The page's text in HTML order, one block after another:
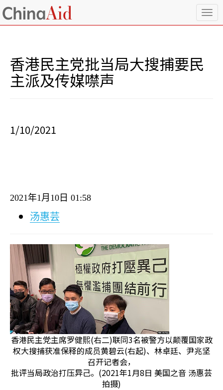
T
o
香港民主党批当局大搜捕要民
主派及传媒噤声
1/10/2021
2021年1月 10 日 01:58
汤惠芸
香港民主党主席罗健熙(右二)联同3名被警方以颠覆国家政
权大搜捕获准保释的成员黄碧云(右起)、林卓廷、尹兆坚
召开记者会，
批评当局政治打压异己。(2021年1月8日 美国之音 汤惠芸
拍摄)